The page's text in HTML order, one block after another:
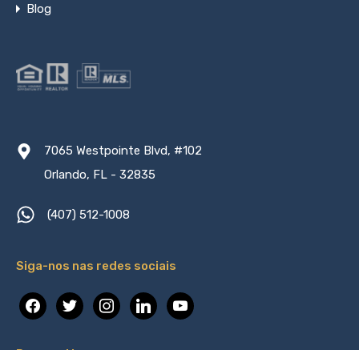
Blog
7065 Westpointe Blvd, #102
Orlando, FL - 32835
(407) 512-1008
Siga-nos nas redes sociais
facebooktwitterinstagramlinkedinyoutube